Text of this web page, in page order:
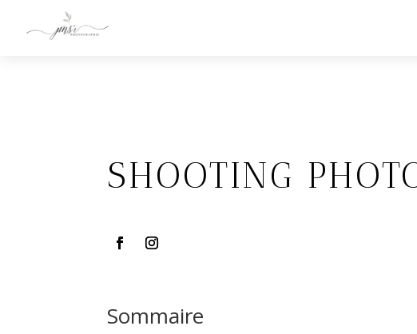
SHOOTING
Sommaire